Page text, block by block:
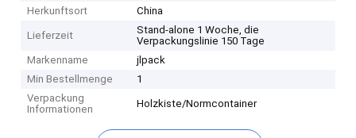
Herkunftsort
China
Lieferzeit
Stand-alone 1 Woche, die
Verpackungslinie 150 Tage
Markenname
jlpack
Min Bestellmenge
1
Verpackung
Informationen
Holzkiste/Normcontainer